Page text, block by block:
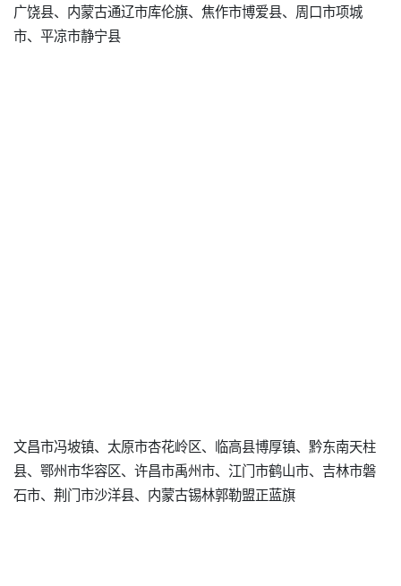
广饶县、内蒙古通辽市库伦旗、焦作市博爱县、周口市项城
市、平凉市静宁县
文昌市冯坡镇、太原市杏花岭区、临高县博厚镇、黔东南天柱
县、鄂州市华容区、许昌市禹州市、江门市鹤山市、吉林市磐
石市、荆门市沙洋县、内蒙古锡林郭勒盟正蓝旗